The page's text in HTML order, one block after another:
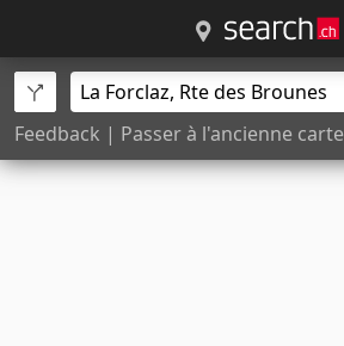
Feedback | Passer à l'ancienne carte